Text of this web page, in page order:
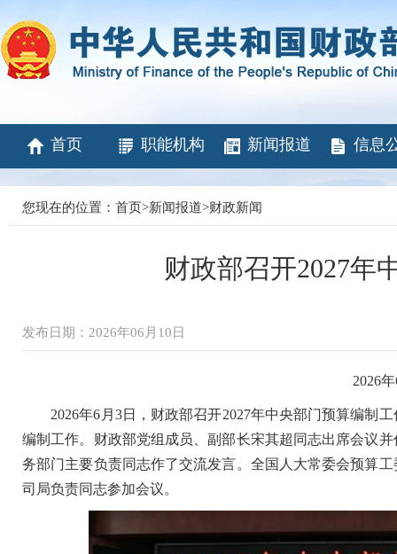
首页 职能机构 新闻报道 信息
您现在的位置： 首页>新闻报道>财政新闻
财政部召开2027年
发布日期：2026年06月10日
2026
2026年6月3日，财政部召开2027年中央部门预算编制工
编制工作。财政部党组成员、副部长宋其超同志出席会议
务部门主要负责同志作了交流发言。全国人大常委会预算
司局负责同志参加会议。